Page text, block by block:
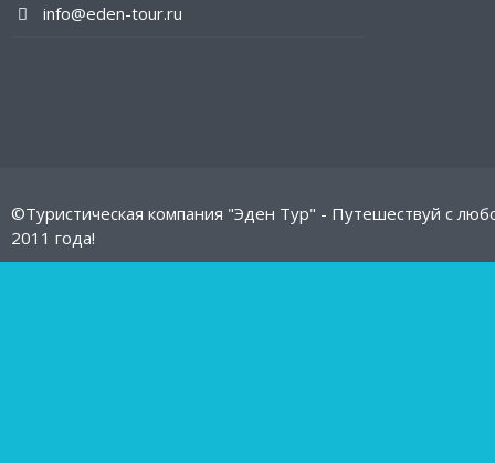
info@eden-tour.ru
©Туристическая компания "Эден Тур" - Путешествуй с
2011 года!